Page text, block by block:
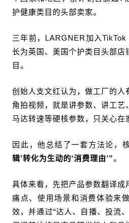
护健康类目的头部卖家。
三年前，LARGNER加入
长为英国、美国个护类目头部店
目。
创始人支文红认为，做工厂的人
角拍视频，就是讲参数、讲工艺
马达转速等硬核参数，只关心在
因此，他总结了一套方法论，
辑’转化为生动的‘消费理由’”。
具体来看，先把产品参数翻译成
痛点、使用场景和消费体验来
效，并通过“达人、自播、投流